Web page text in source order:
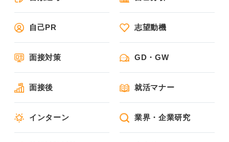
自己PR 志望動機
面接対策 GD・GW
面接後 就活マナー
インターン 業界・企業研究